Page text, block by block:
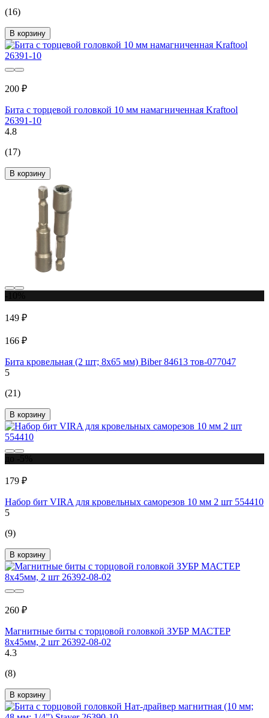
(16)
В корзину
200 ₽
Бита с торцевой головкой 10 мм намагниченная Kraftool
26391-10
4.8
(17)
В корзину
149 ₽
166 ₽
Бита кровельная (2 шт; 8х65 мм) Biber 84613 тов-077047
5
(21)
В корзину
179 ₽
Набор бит VIRA для кровельных саморезов 10 мм 2 шт 554410
5
(9)
В корзину
260 ₽
Магнитные биты с торцовой головкой ЗУБР МАСТЕР
8х45мм, 2 шт 26392-08-02
4.3
(8)
В корзину